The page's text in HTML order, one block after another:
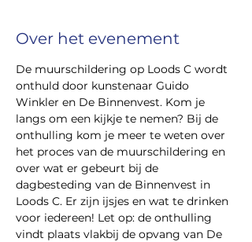
Over het evenement
De muurschildering op Loods C wordt
onthuld door kunstenaar Guido
Winkler en De Binnenvest. Kom je
langs om een kijkje te nemen? Bij de
onthulling kom je meer te weten over
het proces van de muurschildering en
over wat er gebeurt bij de
dagbesteding van de Binnenvest in
Loods C. Er zijn ijsjes en wat te drinken
voor iedereen! Let op: de onthulling
vindt plaats vlakbij de opvang van De